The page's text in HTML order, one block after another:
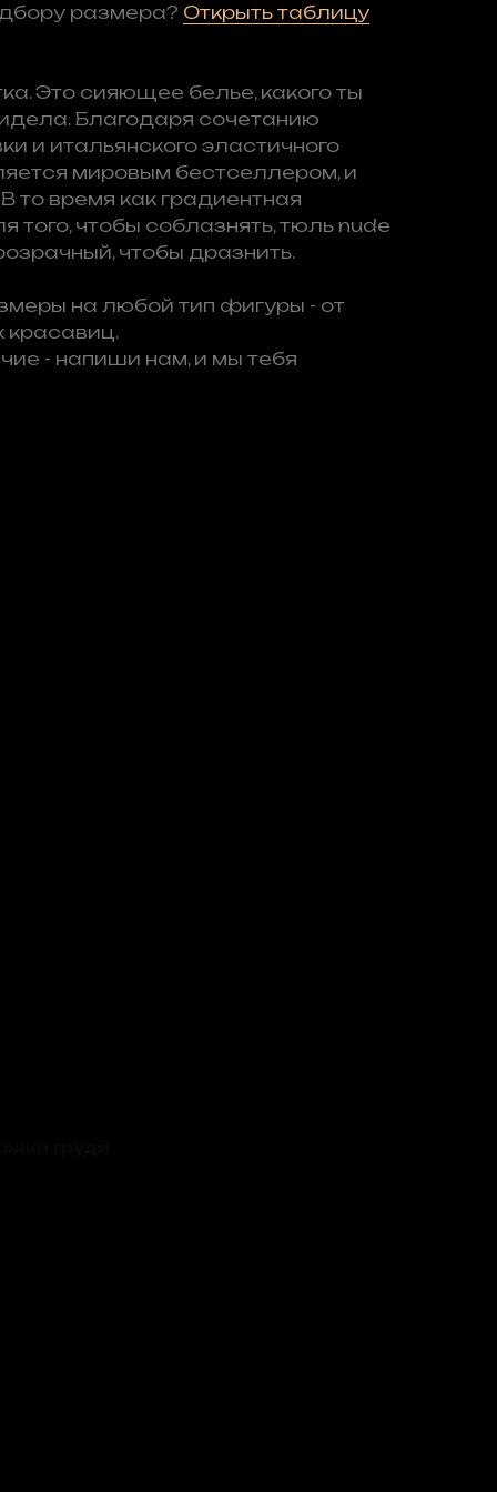
размера? Открыть таблицу
Это сияющее белье, какого ты
Благодаря сочетанию
и итальянского эластичного
мировым бестселлером, и
то время как градиентная
чтобы соблазнять, тюль nude
чтобы дразнить.
на любой тип фигуры - от
красавиц.
- напиши нам, и мы тебя